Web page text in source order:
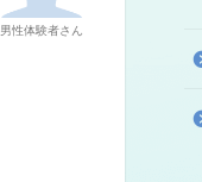
男性体験者さん